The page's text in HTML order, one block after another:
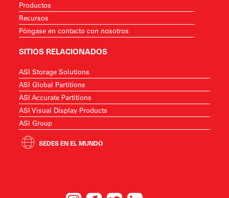
Productos
Recursos
Póngase en contacto con nosotros
SITIOS RELACIONADOS
ASI Storage Solutions
ASI Global Partitions
ASI Accurate Partitions
ASI Visual Display Products
ASI Group
SEDES EN EL MUNDO